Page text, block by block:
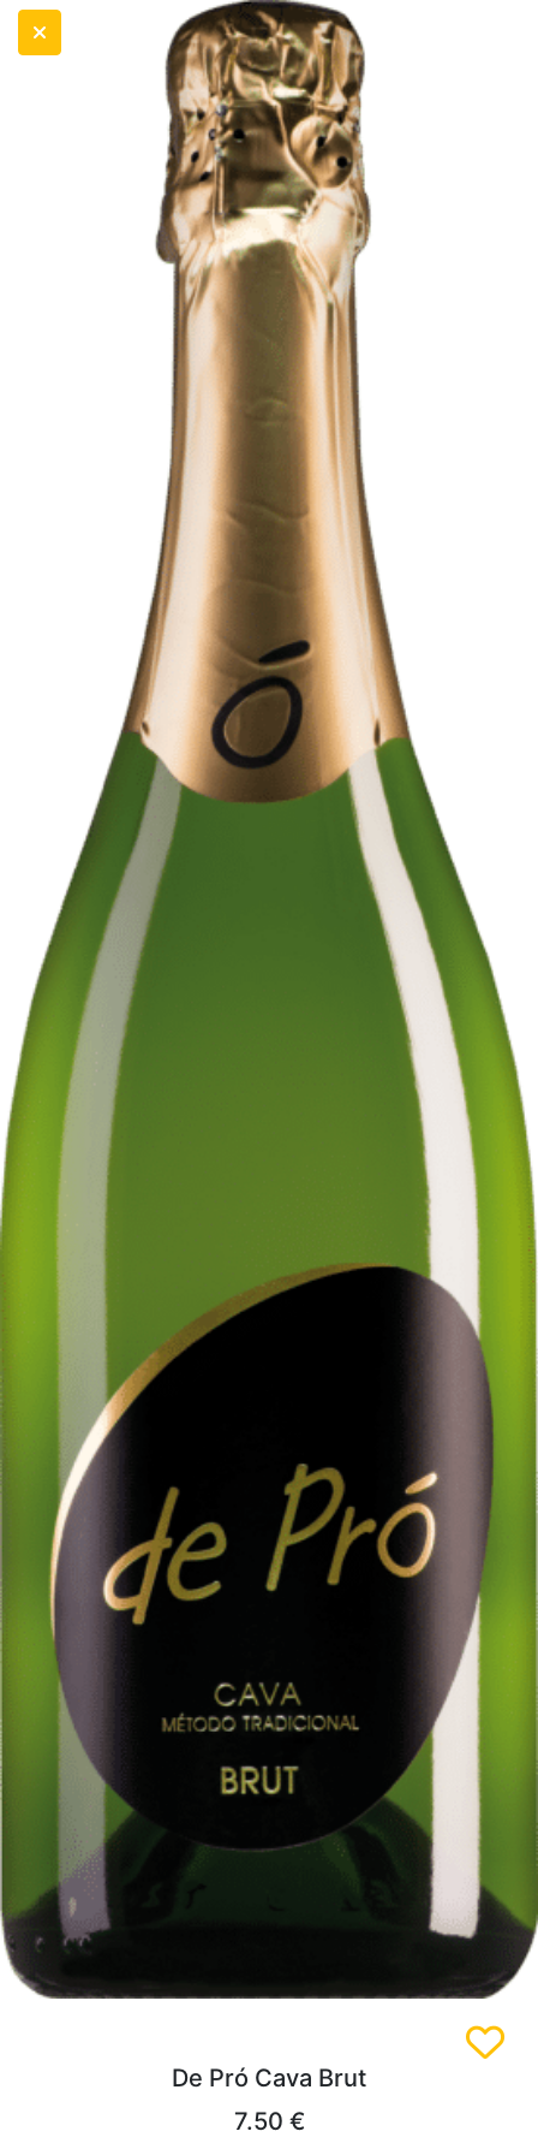
De Pró Cava Brut
7.50 €